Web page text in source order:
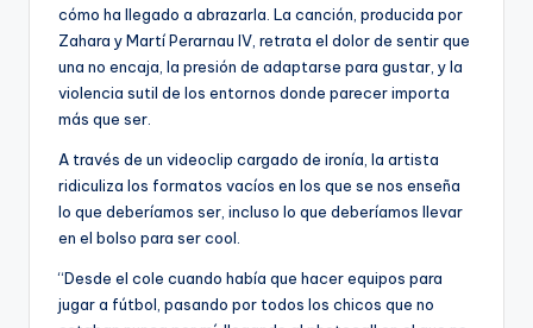
cómo ha llegado a abrazarla. La canción, producida por
Zahara y Martí Perarnau IV, retrata el dolor de sentir que
una no encaja, la presión de adaptarse para gustar, y la
violencia sutil de los entornos donde parecer importa
más que ser.
A través de un videoclip cargado de ironía, la artista
ridiculiza los formatos vacíos en los que se nos enseña
lo que deberíamos ser, incluso lo que deberíamos llevar
en el bolso para ser cool.
“Desde el cole cuando había que hacer equipos para
jugar a fútbol, pasando por todos los chicos que no